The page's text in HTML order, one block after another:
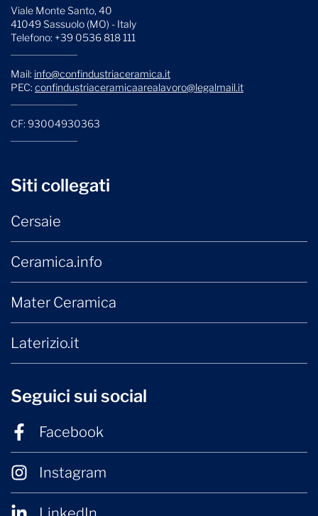
Viale Monte Santo, 40
41049 Sassuolo (MO) - Italy
Telefono: +39 0536 818 111
Mail: info@confindustriaceramica.it
PEC: confindustriaceramicaarealavoro@legalmail.it
CF: 93004930363
Siti collegati
Cersaie
Ceramica.info
Mater Ceramica
Laterizio.it
Seguici sui social
Facebook
Instagram